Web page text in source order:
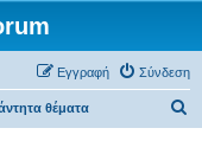
Σύνδεση
Εγγραφή
θέματα